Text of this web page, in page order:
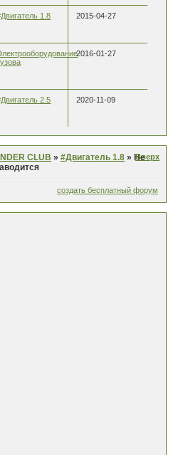
1.8 2015-04-27
2016-01-27
2.5 2020-11-09
CLUB »#Двигатель 1.8 » Не
Вверх
создать бесплатный форум